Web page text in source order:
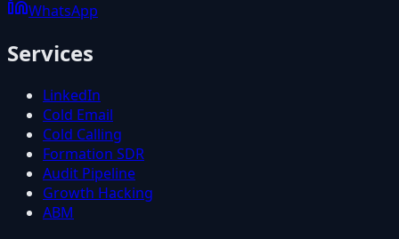
WhatsApp
Services
LinkedIn
Cold Email
Cold Calling
Formation SDR
Audit Pipeline
Growth Hacking
ABM